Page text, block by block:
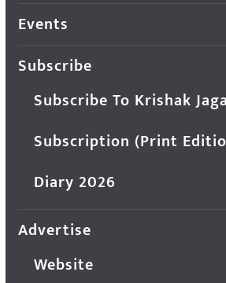
Events
Subscribe
Subscribe To Krishak
Subscription (Print
Diary 2026
Advertise
Website